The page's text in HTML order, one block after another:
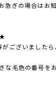
急ぎの場合はお
ございました
な毛色の番号を